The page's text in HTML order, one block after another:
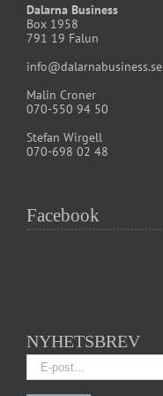
Dalarna Business
Box 1958
791 19 Falun
info@dalarnabusiness.se
Malin Croner
070-550 94 50
Stefan Wirgell
070-698 02 48
Facebook
NYHETSBREV